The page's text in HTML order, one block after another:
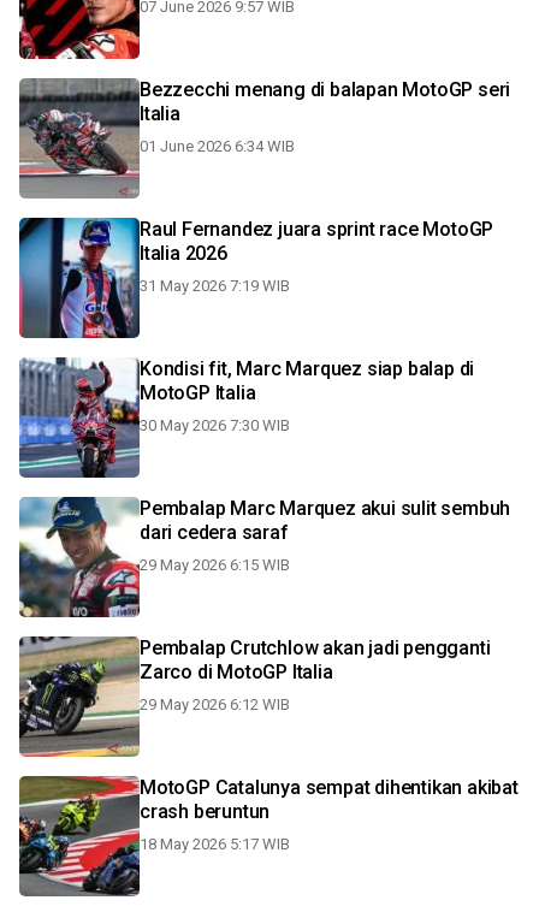
07 June 2026 9:57 WIB
Bezzecchi menang di balapan MotoGP seri
Italia
01 June 2026 6:34 WIB
Raul Fernandez juara sprint race MotoGP
Italia 2026
31 May 2026 7:19 WIB
Kondisi fit, Marc Marquez siap balap di
MotoGP Italia
30 May 2026 7:30 WIB
Pembalap Marc Marquez akui sulit sembuh
dari cedera saraf
29 May 2026 6:15 WIB
Pembalap Crutchlow akan jadi pengganti
Zarco di MotoGP Italia
29 May 2026 6:12 WIB
MotoGP Catalunya sempat dihentikan akibat
crash beruntun
18 May 2026 5:17 WIB